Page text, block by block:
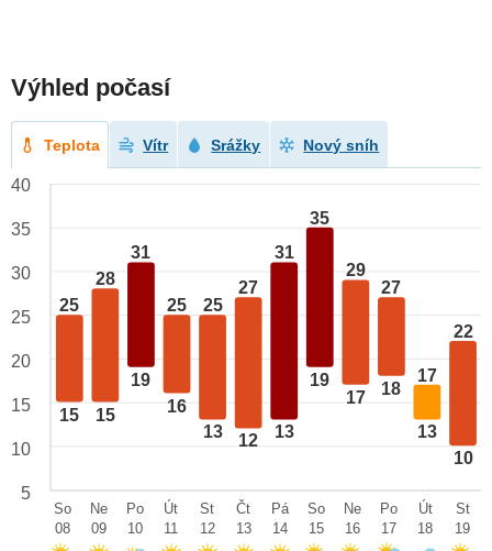
Výhled počasí
Teplota Vítr Srážky Nový sníh
25
15
28
15
31
19
25
16
25
13
27
12
31
13
35
19
29
17
27
18
17
13
22
10
40
35
30
25
20
15
10
5
So
08
Ne
09
Po
10
Út
11
St
12
Čt
13
Pá
14
So
15
Ne
16
Po
17
Út
18
St
19